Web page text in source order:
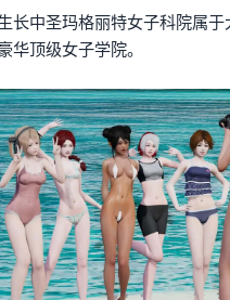
长中圣玛格丽特女子科院属于
华顶级女子学院。